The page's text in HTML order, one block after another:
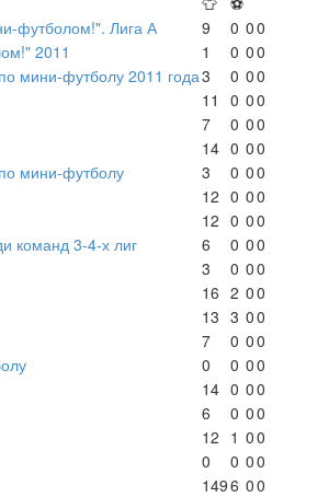
футболом!". Лига А 9 0 00
2011 1 0 00
мини-футболу 2011 года3 0 00
11 0 00
7 0 00
14 0 00
мини-футболу 3 0 00
12 0 00
12 0 00
команд 3-4-х лиг 6 0 00
3 0 00
16 2 00
13 3 00
7 0 00
0 0 00
14 0 00
6 0 00
12 1 00
0 0 00
1496 00